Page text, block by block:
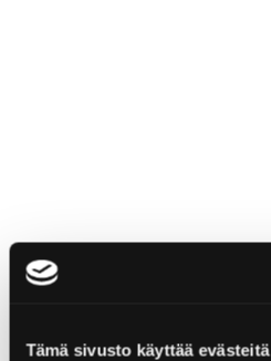
Tämä sivusto käyttää evästeitä